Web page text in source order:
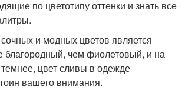
по цветотипу оттенки и знать все
и модных цветов является
благородный, чем фиолетовый, и на
темнее, цвет сливы в одежде
вашего внимания.